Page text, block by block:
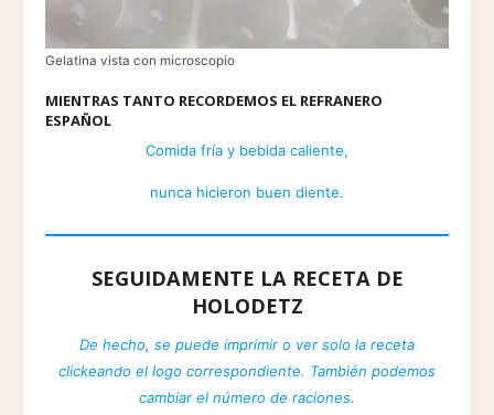
Gelatina vista con microscopio
MIENTRAS TANTO RECORDEMOS EL REFRANERO
ESPAÑOL
Comida fría y bebida caliente,
nunca hicieron buen diente.
SEGUIDAMENTE LA RECETA DE
HOLODETZ
De hecho, se puede imprimir o ver solo la receta
clickeando el logo correspondiente. También podemos
cambiar el número de raciones.